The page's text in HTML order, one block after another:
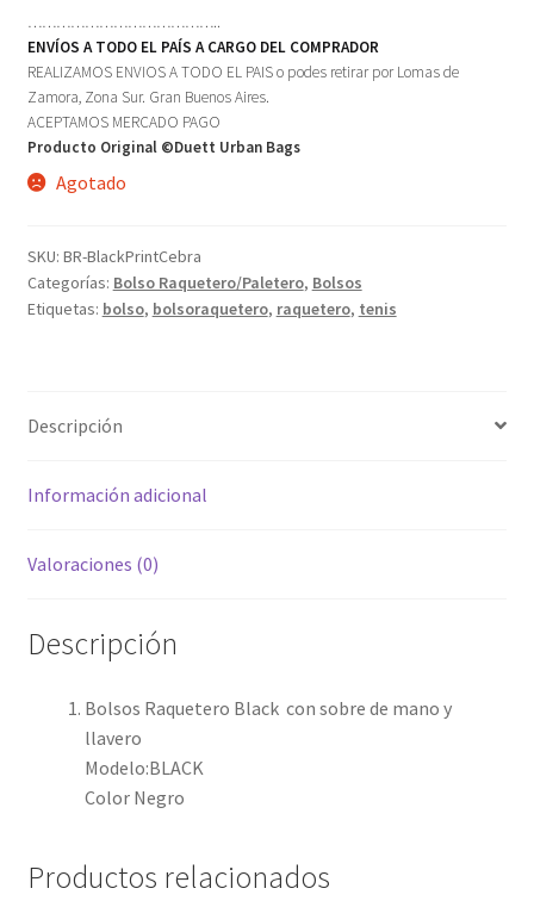
…………………………………..
ENVÍOS A TODO EL PAÍS A CARGO DEL COMPRADOR
REALIZAMOS ENVIOS A TODO EL PAIS o podes retirar por Lomas de
Zamora, Zona Sur. Gran Buenos Aires.
ACEPTAMOS MERCADO PAGO
Producto Original ©Duett Urban Bags
Agotado
SKU: BR-BlackPrintCebra
Categorías: Bolso Raquetero/Paletero, Bolsos
Etiquetas: bolso, bolsoraquetero, raquetero, tenis
Descripción
Información adicional
Valoraciones (0)
Descripción
Bolsos Raquetero Black con sobre de mano y
llavero
Modelo:BLACK
Color Negro
Productos relacionados